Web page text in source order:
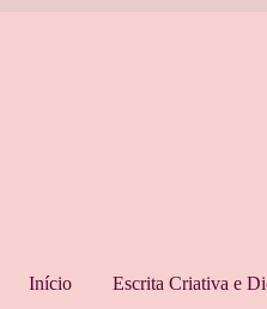
Pular para o conteúdo
Início Escrita Criativa e